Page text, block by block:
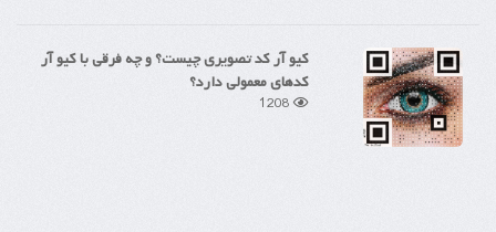
کیو آر کد تصویری چیست؟ و چه فرقی با کیو آر
کدهای معمولی دارد؟